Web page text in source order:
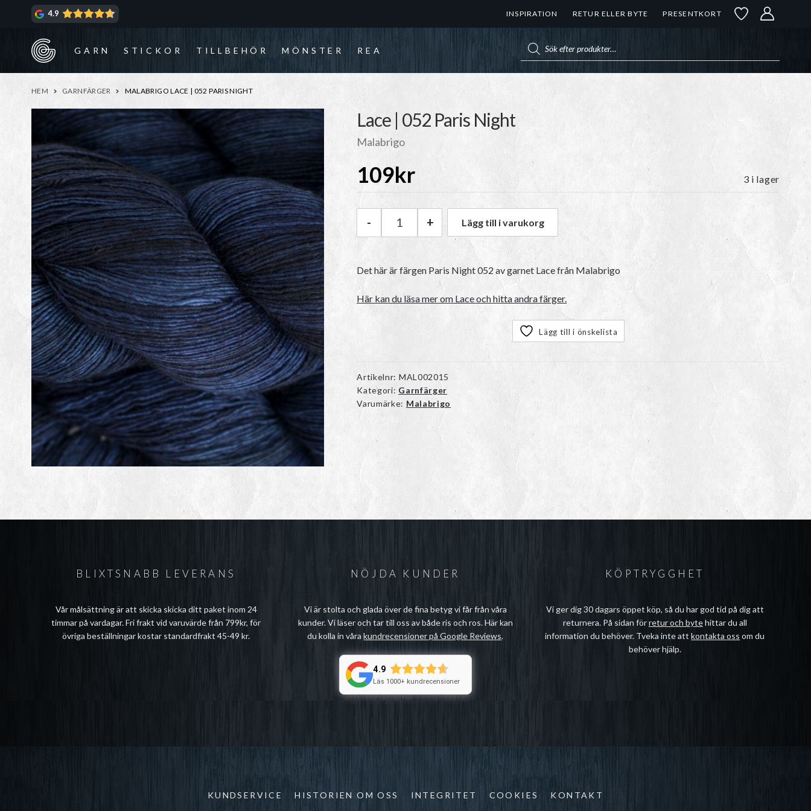
4.9 INSPIRATION RETUR ELLER BYTE PRESENTKORT
GARN STICKOR TILLBEHÖR MÖNSTER REA
HEM GARNFÄRGER MALABRIGO LACE | 052 PARIS NIGHT
Lace | 052 Paris Night
Malabrigo
109kr 3 i lager
Malabrigo Lace | 052 Paris Night mängd
- + Lägg till i varukorg
Det här är färgen Paris Night 052 av garnetLacefrån Malabrigo
Här kan du läsa mer om Lace och hitta andra färger.
Lägg till i önskelista
Artikelnr: MAL002015
Kategori: Garnfärger
Varumärke: Malabrigo
BLIXTSNABB LEVERANS
Vår målsättning är att skicka skicka ditt paket inom 24
timmar på vardagar. Fri frakt vid varuvärde från 799kr, för
övriga beställningar kostar standardfrakt 45-49 kr.
NÖJDA KUNDER
Vi är stolta och glada över de fina betyg vi får från våra
kunder. Vi läser och tar till oss av både ris och ros. Här kan
du kolla in vårakundrecensioner på Google Reviews.
4.9
Läs 1000+ kundrecensioner
KÖPTRYGGHET
Vi ger dig 30 dagars öppet köp, så du har god tid på dig att
returnera. På sidan förretur och bytehittar du all
information du behöver. Tveka inte attkontakta oss om du
behöver hjälp.
KUNDSERVICE HISTORIEN OM OSS INTEGRITET COOKIES KONTAKT